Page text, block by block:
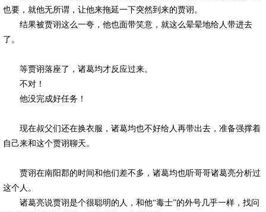
也要，就他无所谓，让他来拖延一下突然到来的贾诩。
结果被贾诩这么一夸，他也面带笑意，就这么晕晕地给人带进去
了。
等贾诩落座了，诸葛均才反应过来。
不对！
他没完成好任务！
现在叔父们还在换衣服，诸葛均也不好给人再带出去，准备强撑着
自己来和这个贾诩聊天。
贾诩在南阳郡的时间和他们差不多，诸葛均也听哥哥诸葛亮分析过
这个人。
诸葛亮说贾诩是个很聪明的人，和他“毒士”的外号几乎一样，找问